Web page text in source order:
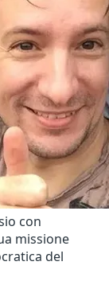
con
missione
del